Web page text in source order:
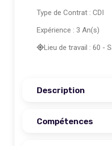
Type de Contrat : CDI
Expérience : 3 An(s)
Lieu de travail : 60 -
Description
Compétences